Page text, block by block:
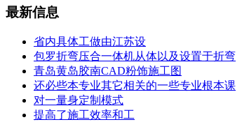
最新信息
省内具体工做由江苏设
包罗折弯压合一体机从体以及设置于折弯
青岛黄岛胶南CAD粉饰施工图
还必些本专业其它相关的一些专业根本课
对一量身定制模式
提高了施工效率和工